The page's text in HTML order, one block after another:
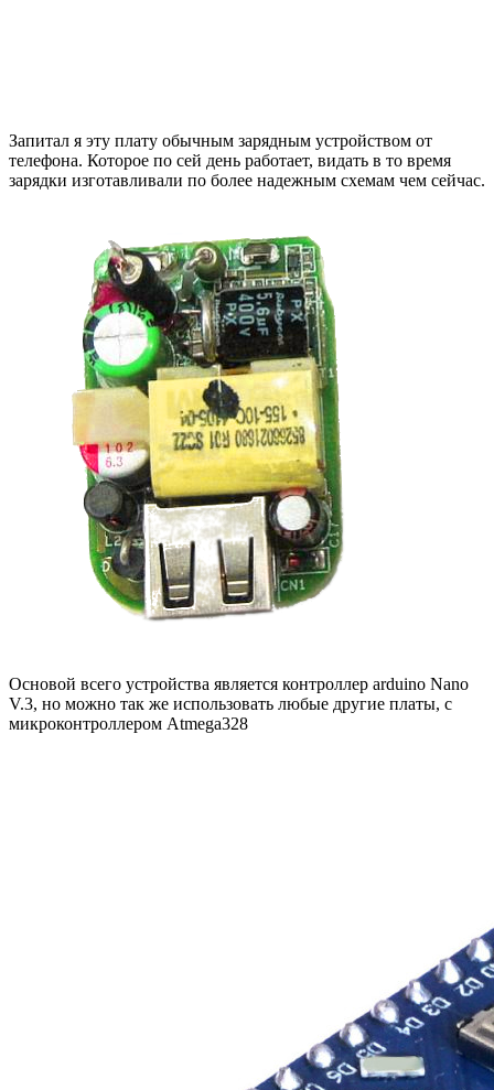
Запитал я эту плату обычным зарядным устройством от
телефона. Которое по сей день работает, видать в то время
зарядки изготавливали по более надежным схемам чем сейчас.
Основой всего устройства является контроллер arduino Nano
V.3, но можно так же использовать любые другие платы, с
микроконтроллером Atmega328